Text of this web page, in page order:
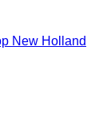
New Holland